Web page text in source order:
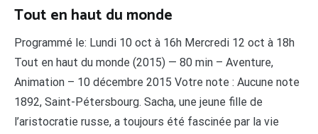
Tout en haut du monde
Programmé le: Lundi 10 oct à 16h Mercredi 12 oct à 18h
Tout en haut du monde (2015) — 80 min – Aventure,
Animation – 10 décembre 2015 Votre note : Aucune note
1892, Saint-Pétersbourg. Sacha, une jeune fille de
l’aristocratie russe, a toujours été fascinée par la vie